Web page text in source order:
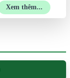
Xem thêm...